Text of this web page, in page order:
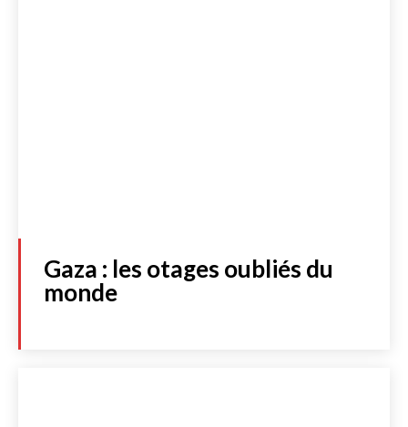
Gaza : les otages oubliés du
monde